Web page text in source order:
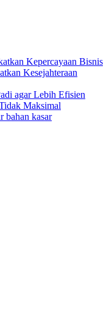
Kepercayaan Bisnis
Kesejahteraan
agar Lebih Efisien
Maksimal
bahan kasar